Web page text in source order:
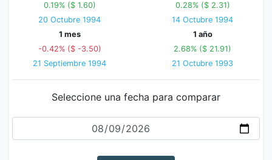
0.19% ($ 1.60)
20 Octubre 1994
0.28% ($ 2.31)
14 Octubre 1994
1 mes
-0.42% ($ -3.50)
21 Septiembre 1994
1 año
2.68% ($ 21.91)
21 Octubre 1993
Seleccione una fecha para comparar
Fecha